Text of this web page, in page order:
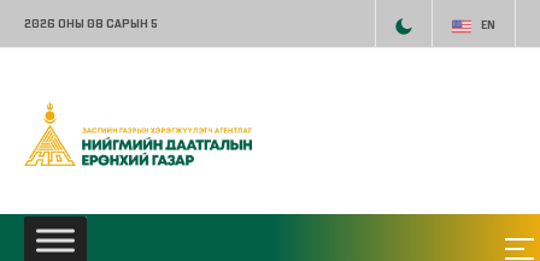
2026 ОНЫ 08 САРЫН 5 EN